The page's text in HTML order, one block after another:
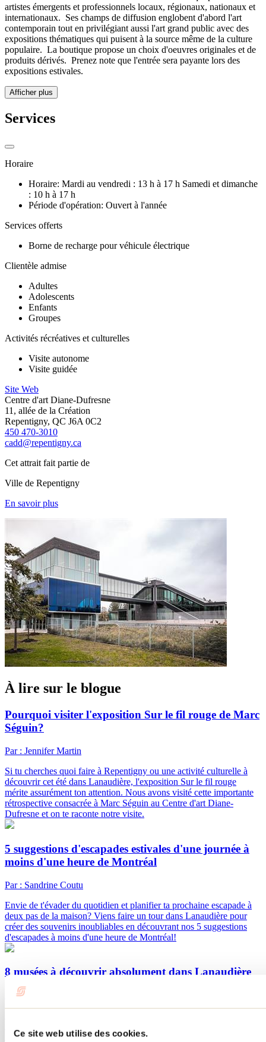
Ce site web utilise des cookies.
artistes émergents et professionnels locaux, régionaux, nationaux et
internationaux. Ses champs de diffusion englobent d'abord l'art
contemporain tout en privilégiant aussi l'art grand public avec des
expositions thématiques qui puisent à la source même de la culture
populaire. La boutique propose un choix d'oeuvres originales et de
produits dérivés. Prenez note que l'entrée sera payante lors des
expositions estivales.
Afficher plus
Services
Horaire
Horaire: Mardi au vendredi : 13 h à 17 h Samedi et dimanche
: 10 h à 17 h
Période d'opération: Ouvert à l'année
Services offerts
Borne de recharge pour véhicule électrique
Clientèle admise
Adultes
Adolescents
Enfants
Groupes
Activités récréatives et culturelles
Visite autonome
Visite guidée
Site Web
Centre d'art Diane-Dufresne
11, allée de la Création
Repentigny, QC J6A 0C2
450 470-3010
cadd@repentigny.ca
Cet attrait fait partie de
Ville de Repentigny
En savoir plus
À lire sur le blogue
Pourquoi visiter l'exposition Sur le fil rouge de Marc
Séguin?
Par : Jennifer Martin
Si tu cherches quoi faire à Repentigny ou une activité culturelle à
découvrir cet été dans Lanaudière, l'exposition Sur le fil rouge
mérite assurément ton attention. Nous avons visité cette importante
rétrospective consacrée à Marc Séguin au Centre d'art Diane-
Dufresne et on te raconte notre visite.
5 suggestions d'escapades estivales d'une journée à
moins d'une heure de Montréal
Par : Sandrine Coutu
Envie de t'évader du quotidien et planifier ta prochaine escapade à
deux pas de la maison? Viens faire un tour dans Lanaudière pour
créer des souvenirs inoubliables en découvrant nos 5 suggestions
d'escapades à moins d'une heure de Montréal!
8 musées à découvrir absolument dans Lanaudière
Par : Marilou M. Robitaille
immersives se rencontrent pour surprendre toute la famille, peu